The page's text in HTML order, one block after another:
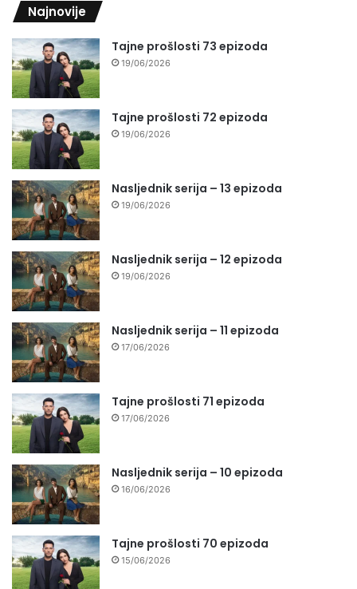
Najnovije
Tajne prošlosti 73 epizoda
19/06/2026
Tajne prošlosti 72 epizoda
19/06/2026
Nasljednik serija – 13 epizoda
19/06/2026
Nasljednik serija – 12 epizoda
19/06/2026
Nasljednik serija – 11 epizoda
17/06/2026
Tajne prošlosti 71 epizoda
17/06/2026
Nasljednik serija – 10 epizoda
16/06/2026
Tajne prošlosti 70 epizoda
15/06/2026